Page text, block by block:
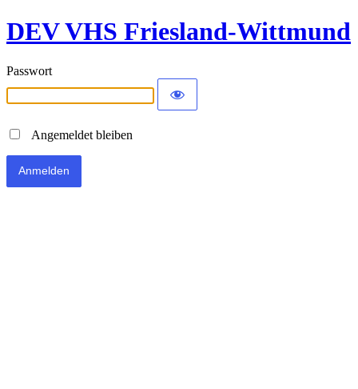
DEV VHS Friesland-Wittmund
Passwort
Angemeldet bleiben